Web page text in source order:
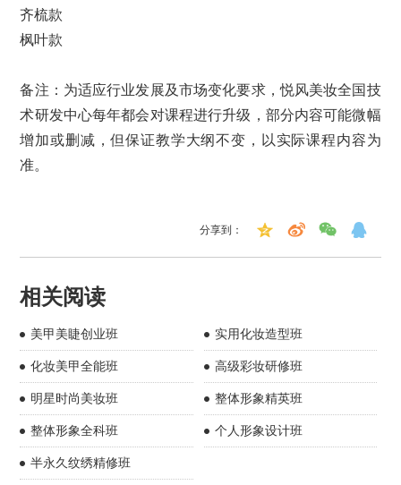
齐梳款
枫叶款
备注：为适应行业发展及市场变化要求，悦风美妆全国技
术研发中心每年都会对课程进行升级，部分内容可能微幅
增加或删减，但保证教学大纲不变，以实际课程内容为
准。
分享到：
相关阅读
美甲美睫创业班 实用化妆造型班
化妆美甲全能班 高级彩妆研修班
明星时尚美妆班 整体形象精英班
整体形象全科班 个人形象设计班
半永久纹绣精修班